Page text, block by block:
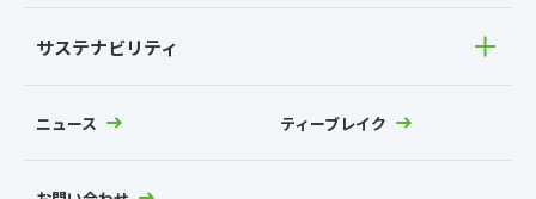
サステナビリティ
ニュース ティーブレイク